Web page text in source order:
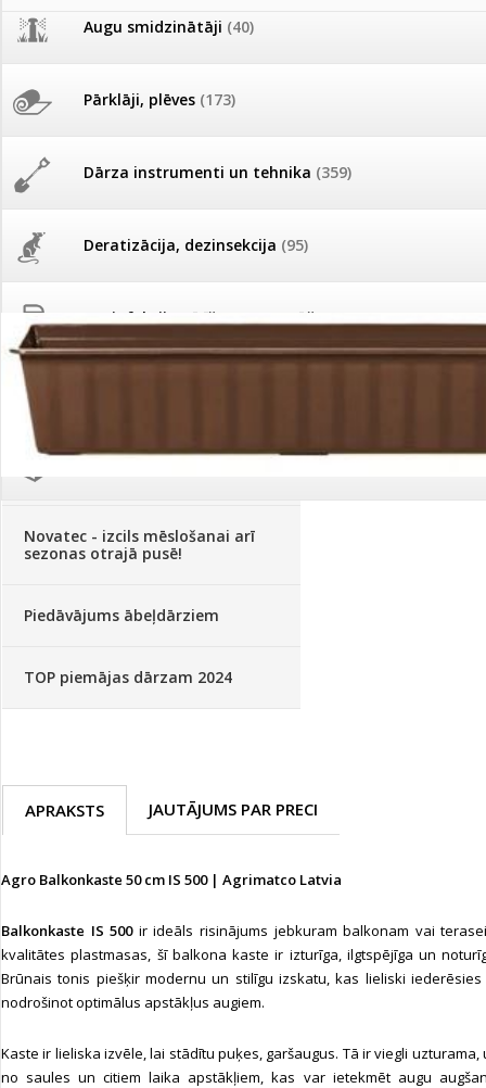
Augu smidzinātāji (40)
Pārklāji, plēves (173)
Dārza instrumenti un tehnika (359)
Deratizācija, dezinsekcija (95)
Dezinfekcija, tīrīšana, mazgāšana(29)
Palīglīdzekļi augu audzēšanai(72)
Tomātu sēklu katalogs
Tagad Vitrol GB arī 20kg
iepakojumā!
Tomātu diena 21.augustā
Ievešanas atļaujas 2025
Visas datu drošības lapas (DDL)
vienuviet
Klientu Diena
Novatec - izcils mēslošanai arī
sezonas otrajā pusē!
Piedāvājums ābeļdārziem
TOP piemājas dārzam 2024
APRAKSTS JAUTĀJUMS PAR PRECI
Agro Balkonkaste 50 cm IS 500 | Agrimatco Latvia
Balkonkaste IS 500 ir ideāls risinājums jebkuram balkonam vai
kvalitātes plastmasas, šī balkona kaste ir izturīga, ilgtspējīga un
Brūnais tonis piešķir modernu un stilīgu izskatu, kas lieliski
nodrošinot optimālus apstākļus augiem.
Kaste ir lieliska izvēle, lai stādītu puķes, garšaugus. Tā ir viegli
no saules un citiem laika apstākļiem, kas var ietekmēt augu